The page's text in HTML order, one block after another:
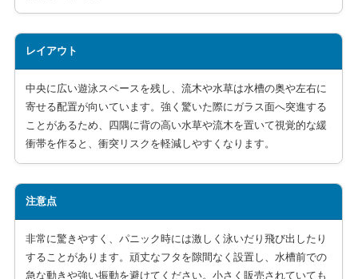
レイアウト
中央に広い遊泳スペースを残し、流木や水草は水槽の奥や左右に
寄せる配置が向いています。強く驚いた際にガラス面へ突進する
ことがあるため、四隅に背の高い水草や流木を置いて視覚的な緩
衝帯を作ると、衝突リスクを軽減しやすくなります。
注意点
非常に驚きやすく、パニック時には激しく泳いだり飛び出したり
することがあります。頑丈なフタを隙間なく設置し、水槽前での
急な動きや強い振動を避けてください。小さく販売されていても